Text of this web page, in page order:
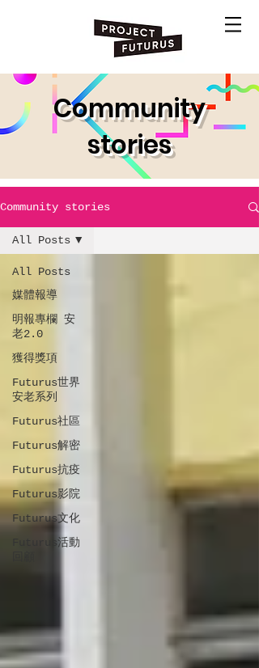
Community
stories
Community stories
All Posts
媒體報導
明報專欄 安
老2.0
獲得獎項
Futurus世界
安老系列
Futurus社區
Futurus解密
Futurus抗疫
Futurus影院
Futurus文化
Futurus活動
All Posts